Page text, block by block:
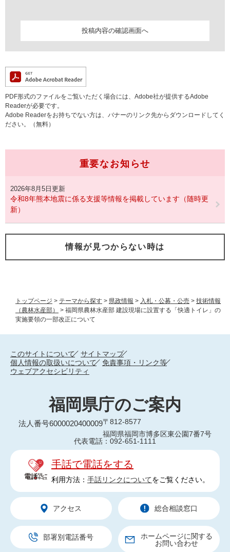
トップページ > テーマから探す > 県政情報 > 入札・公募・公売 > 技術情報
（農林水産部）
> 福岡県農林水産部 建設現場に設置する「快適トイレ」の
実施要領の一部改正について
PDF形式のファイルをご覧いただく場合には、Adobe社が提供するAdobe
Readerが必要です。
Adobe Readerをお持ちでない方は、バナーのリンク先からダウンロードしてく
ださい。（無料）
重要なお知らせ
2026年8月5日更新
令和8年熊本地震に係る支援等情報を掲載しています（随時更
新）
情報が見つからない時は
このサイトについて
サイトマップ
個人情報の取扱いについて
免責事項・リンク等
ウェブアクセシビリティ
福岡県庁のご案内
法人番号6000020400009〒812-8577
福岡県福岡市博多区東公園7番7号
代表電話：092-651-1111
手話で電話をする
利用方法： 手話リンクについてをご覧ください。
アクセス 総合相談窓口
部署別電話番号
ホームページに関する
お問い合わせ